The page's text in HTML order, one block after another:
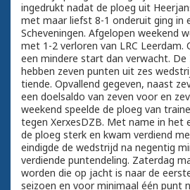
ingedrukt nadat de ploeg uit
met maar liefst 8-1 onderuit ging in
Scheveningen. Afgelopen weekend
met 1-2 verloren van LRC Leerdam.
een mindere start dan verwacht. De
hebben zeven punten uit zes
tiende. Opvallend gegeven, naast
een doelsaldo van zeven voor en
weekend speelde de ploeg van
tegen XerxesDZB. Met name in het
de ploeg sterk en kwam verdiend
eindigde de wedstrijd na negentig
verdiende puntendeling. Zaterdag
worden die op jacht is naar de
seizoen en voor minimaal één punt